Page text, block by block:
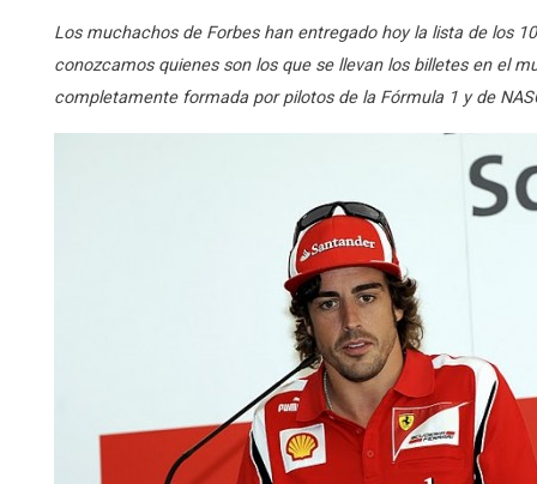
Los muchachos de Forbes han entregado hoy la lista de los
conozcamos quienes son los que se llevan los billetes en el
completamente formada por pilotos de la Fórmula 1 y de